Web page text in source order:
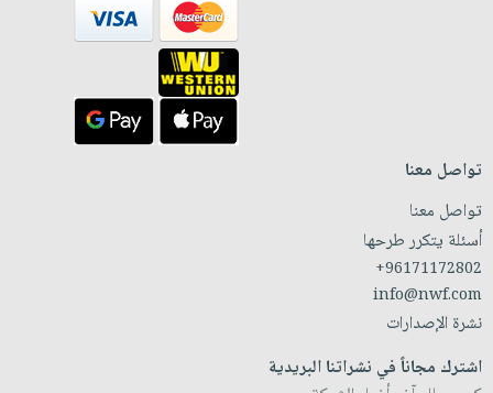
تواصل معنا
تواصل معنا
أسئلة يتكرر طرحها
+96171172802
info@nwf.com
نشرة الإصدارات
اشترك مجاناً في نشراتنا البريدية